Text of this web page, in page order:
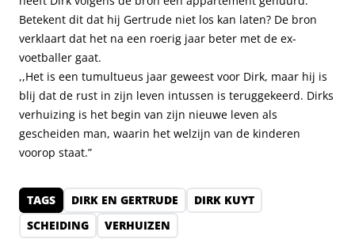
Betekent dit dat hij Gertrude niet los kan laten? De bron
verklaart dat het na een roerig jaar beter met de ex-
voetballer gaat.
,,Het is een tumultueus jaar geweest voor Dirk, maar hij is
blij dat de rust in zijn leven intussen is teruggekeerd. Dirks
verhuizing is het begin van zijn nieuwe leven als
gescheiden man, waarin het welzijn van de kinderen
voorop staat.”
TAGS DIRK EN GERTRUDE
DIRK KUYT
SCHEIDING
VERHUIZEN